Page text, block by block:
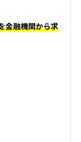
金融機関から求